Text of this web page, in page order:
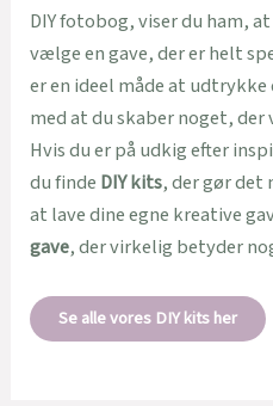
DIY fotobog, viser du ham,
vælge en gave, der er helt
er en ideel måde at
med at du skaber noget,
Hvis du er på udkig efter
du finde DIY kits, der gør det
at lave dine egne kreative
gave, der virkelig betyder
Se alle vores DIY kits her